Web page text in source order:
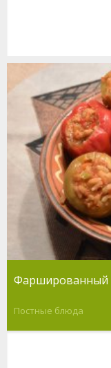
Фаршированный
Постные блюда